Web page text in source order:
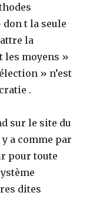
t la seule
la
les moyens »
» n’est
.
sur le site du
a comme par
pour toute
dites